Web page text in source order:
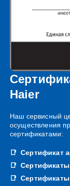
Haier
Наш сервисный
осуществления
сертификатами:
Сертификат